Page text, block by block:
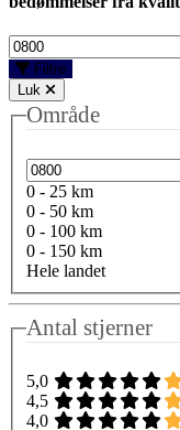
Filtre
Luk
Område
0 - 25 km
0 - 50 km
0 - 100 km
0 - 150 km
Hele landet
Antal stjerner
5,0
4,5
4,0